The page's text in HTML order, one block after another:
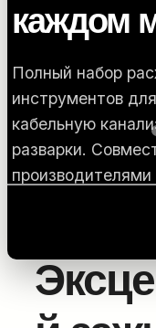
каждом
Полный набор
инструментов
кабельную
разварки.
производителями
Главная /
барабанами/